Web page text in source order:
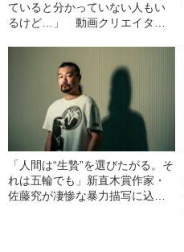
ていると分かっていない人もい
るけど…」 動画クリエイター
「人間は“生贄”を選びたがる。そ
れは五輪でも」新直木賞作家・
佐藤究が凄惨な暴力描写に込め